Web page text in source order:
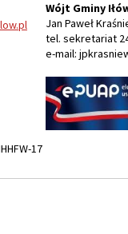
17
Wójt Gminy
Jan Paweł
tel. sekretariat
e-mail: